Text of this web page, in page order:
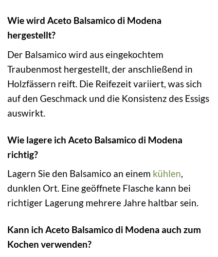
Wie wird Aceto Balsamico di Modena
hergestellt?
Der Balsamico wird aus eingekochtem
Traubenmost hergestellt, der anschließend in
Holzfässern reift. Die Reifezeit variiert, was sich
auf den Geschmack und die Konsistenz des Essigs
auswirkt.
Wie lagere ich Aceto Balsamico di Modena
richtig?
Lagern Sie den Balsamico an einem kühlen,
dunklen Ort. Eine geöffnete Flasche kann bei
richtiger Lagerung mehrere Jahre haltbar sein.
Kann ich Aceto Balsamico di Modena auch zum
Kochen verwenden?